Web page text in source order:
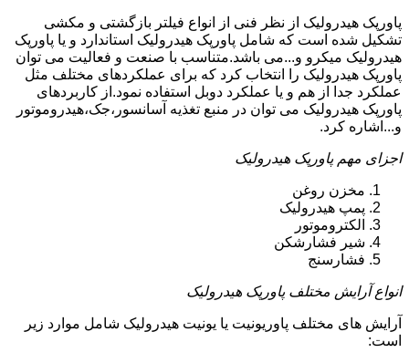
پاورپک هیدرولیک از نظر فنی از انواع فیلتر بازگشتی و مکشی
تشکیل شده است که شامل پاورپک هیدرولیک استاندارد و یا پاورپک
هیدرولیک میکرو و...می باشد.متناسب با صنعت و فعالیت می توان
پاورپک هیدرولیک را انتخاب کرد که برای عملکردهای مختلف مثل
عملکرد جدا از هم و یا عملکرد دوبل استفاده نمود.از کاربردهای
پاورپک هیدرولیک می توان در منبع تغذیه آسانسور،جک،هیدروموتور
و...اشاره کرد.
اجزای مهم پاورپک هیدرولیک
مخزن روغن
پمپ هیدرولیک
الکتروموتور
شیر فشارشکن
فشارسنج
انواع آرایش مختلف پاورپک هیدرولیک
آرایش های مختلف پاوریونیت یا یونیت هیدرولیک شامل موارد زیر
است: